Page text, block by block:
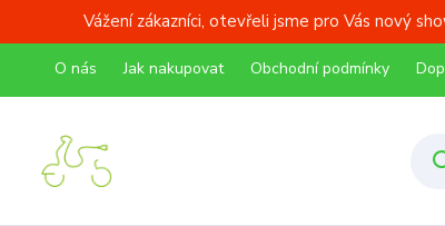
Vážení zákazníci, otevřeli jsme pro Vás nový
O nás Jak nakupovat Obchodní podmínky